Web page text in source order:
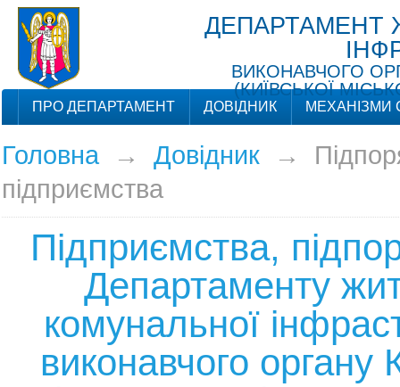
ДЕПАРТАМЕНТ
ВИКОНАВЧОГО
(КИЇВСЬКОЇ
ПРО ДЕПАРТАМЕНТ ДОВІДНИК МЕХАНІЗМИ
Головна→ Довідник→
підприємства
Підприємства,
Департаменту
комунальної
виконавчого органу